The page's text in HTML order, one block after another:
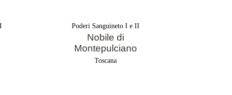
Poderi Sanguineto I e II
Nobile di
Montepulciano
Toscana